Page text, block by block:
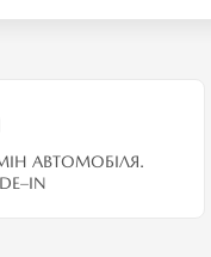
АВТОМОБІЛЯ.